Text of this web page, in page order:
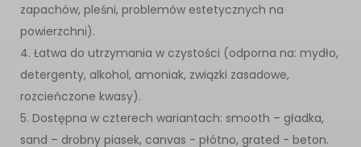
zapachów, pleśni, problemów estetycznych na
powierzchni).
4. Łatwa do utrzymania w czystości (odporna na: mydło,
detergenty, alkohol, amoniak, związki zasadowe,
rozcieńczone kwasy).
5. Dostępna w czterech wariantach: smooth – gładka,
sand – drobny piasek, canvas - płótno, grated - beton.